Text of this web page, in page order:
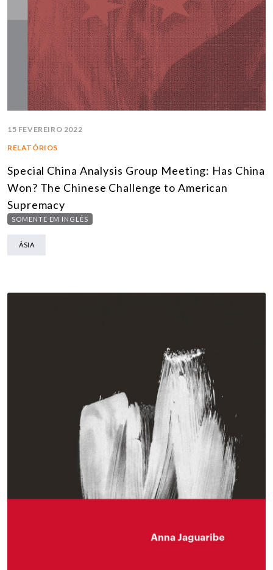
15 FEVEREIRO 2022
RELATÓRIOS
Special China Analysis Group Meeting: Has China
Won? The Chinese Challenge to American
Supremacy
SOMENTE EM INGLÊS
ÁSIA